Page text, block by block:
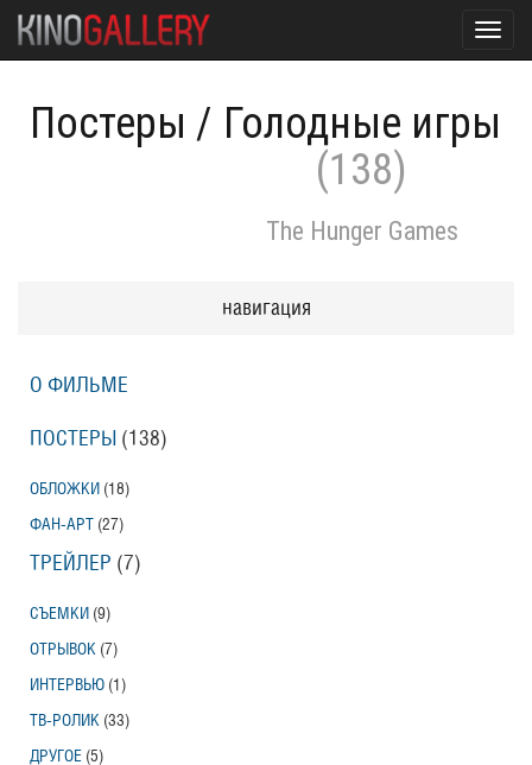
Постеры / Голодные игры
(138)
The Hunger Games
навигация
О ФИЛЬМЕ
ПОСТЕРЫ (138)
ОБЛОЖКИ (18)
ФАН-АРТ (27)
ТРЕЙЛЕР (7)
СЪЕМКИ (9)
ОТРЫВОК (7)
ИНТЕРВЬЮ (1)
ТВ-РОЛИК (33)
ДРУГОЕ (5)